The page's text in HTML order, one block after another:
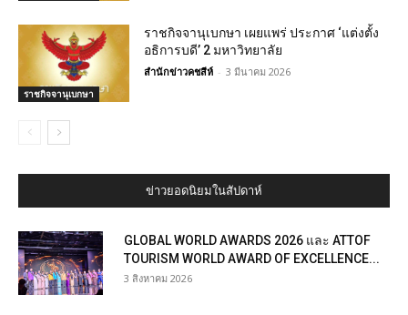
ราชกิจจานุเบกษา
ราชกิจจานุเบกษา เผยแพร่ ประกาศ ‘แต่งตั้ง
อธิการบดี’ 2 มหาวิทยาลัย
สำนักข่าวคชสีห์ - 3 มีนาคม 2026
ข่าวยอดนิยมในสัปดาห์
GLOBAL WORLD AWARDS 2026 และ ATTOF
TOURISM WORLD AWARD OF EXCELLENCE...
3 สิงหาคม 2026